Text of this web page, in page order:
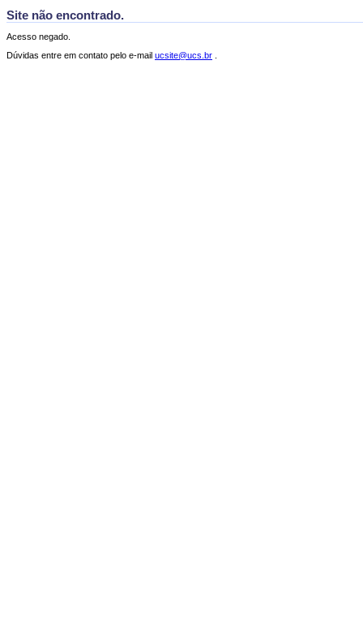
Site não encontrado.
Acesso negado.
Dúvidas entre em contato pelo e-mail ucsite@ucs.br